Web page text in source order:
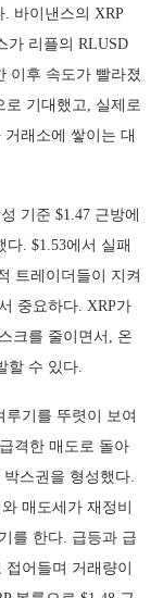
바이낸스의 XRP
가 리플의 RLUSD
이후 속도가 빨라졌
로 기대했고, 실제로
래소에 쌓이는 대
기준 $1.47 근방에
. $1.53에서 실패
트레이더들이 지켜
중요하다. XRP가
크를 줄이면서, 온
할 수 있다.
루기를 뚜렷이 보여
격한 매도로 돌아
박스권을 형성했다.
매도세가 재정비
를 한다. 급등과 급
어들며 거래량이